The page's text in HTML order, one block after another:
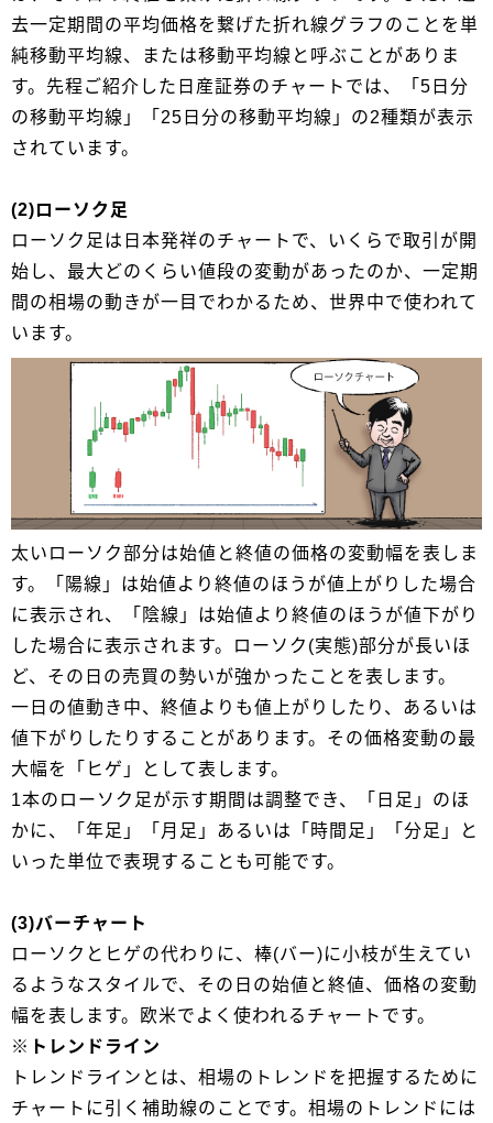
去一定期間の平均価格を繋げた折れ線グラフのことを単
純移動平均線、または移動平均線と呼ぶことがありま
す。先程ご紹介した日産証券のチャートでは、「5日分
の移動平均線」「25日分の移動平均線」の2種類が表示
されています。
(2)ローソク足
ローソク足は日本発祥のチャートで、いくらで取引が開
始し、最大どのくらい値段の変動があったのか、一定期
間の相場の動きが一目でわかるため、世界中で使われて
います。
太いローソク部分は始値と終値の価格の変動幅を表しま
す。「陽線」は始値より終値のほうが値上がりした場合
に表示され、「陰線」は始値より終値のほうが値下がり
した場合に表示されます。ローソク(実態)部分が長いほ
ど、その日の売買の勢いが強かったことを表します。
一日の値動き中、終値よりも値上がりしたり、あるいは
値下がりしたりすることがあります。その価格変動の最
大幅を「ヒゲ」として表します。
1本のローソク足が示す期間は調整でき、「日足」のほ
かに、「年足」「月足」あるいは「時間足」「分足」と
いった単位で表現することも可能です。
(3)バーチャート
ローソクとヒゲの代わりに、棒(バー)に小枝が生えてい
るようなスタイルで、その日の始値と終値、価格の変動
幅を表します。欧米でよく使われるチャートです。
※トレンドライン
トレンドラインとは、相場のトレンドを把握するために
チャートに引く補助線のことです。相場のトレンドには